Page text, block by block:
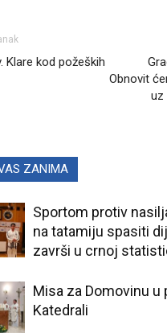
Klare kod požeških
Obnovit
uz
ZANIMA
Sportom protiv
na tatamiju spasiti
završi u crnoj
Misa za Domovinu u
Katedrali